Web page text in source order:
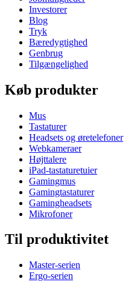
Investorer
Blog
Tryk
Bæredygtighed
Genbrug
Tilgængelighed
Køb produkter
Mus
Tastaturer
Headsets og øretelefoner
Webkameraer
Højttalere
iPad-tastaturetuier
Gamingmus
Gamingtastaturer
Gamingheadsets
Mikrofoner
Til produktivitet
Master-serien
Ergo-serien